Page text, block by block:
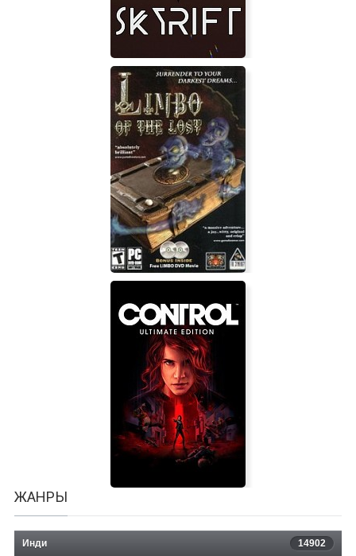
Skyrift
Limbo of the Lost
ЖАНРЫ
Инди 14902